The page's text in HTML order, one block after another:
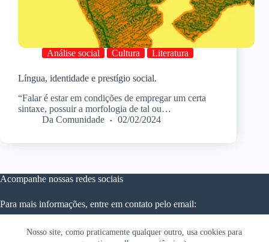
Nosso site, como praticamente qualquer outro, usa cookies para
Análise social Cultura Literatura
Língua, identidade e prestígio social.
“Falar é estar em condições de empregar um certa
sintaxe, possuir a morfologia de tal ou…
Da Comunidade
02/02/2024
Acompanhe nossas redes sociais
Para mais informações, entre em contato pelo email:
patosaesquerda@gmail.com